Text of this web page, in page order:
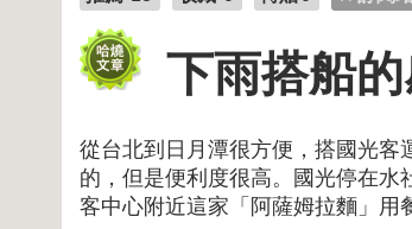
下雨搭船
從台北到日月潭很方便，搭國光客
的，但是便利度很高。國光停在
客中心附近這家「阿薩姆拉麵」用